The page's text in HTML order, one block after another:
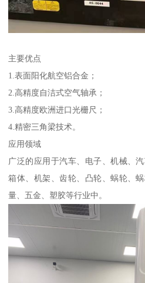
主要优点
1.表面阳化航空铝合金；
2.高精度自洁式空气轴承；
3.高精度欧洲进口光栅尺；
4.精密三角梁技术。
应用领域
广泛的应用于汽车、电子、机械、
箱体、机架、齿轮、凸轮、蜗轮、
量、五金、塑胶等行业中。